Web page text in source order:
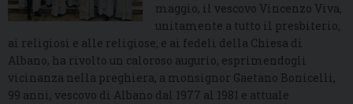
maggio, il vescovo Vincenzo Viva,
unitamente a tutto il presbiterio,
ai religiosi e alle religiose, e ai fedeli della Chiesa di
Albano, ha rivolto un caloroso augurio, esprimendogli
vicinanza nella preghiera, a monsignor Gaetano Bonicelli,
99 anni, vescovo di Albano dal 1977 al 1981 e attuale